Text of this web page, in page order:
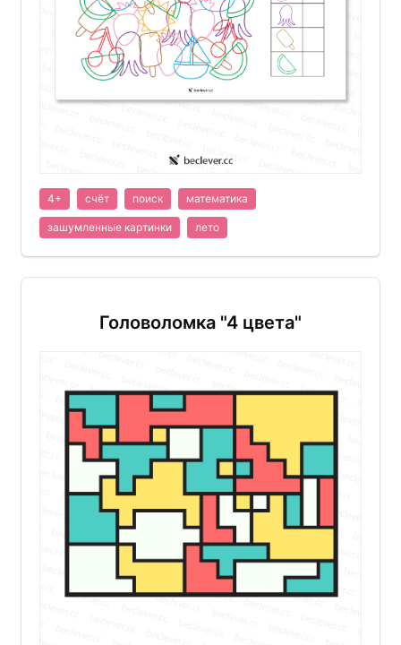
4+ счёт поиск математика
зашумленные картинки лето
Головоломка "4 цвета"